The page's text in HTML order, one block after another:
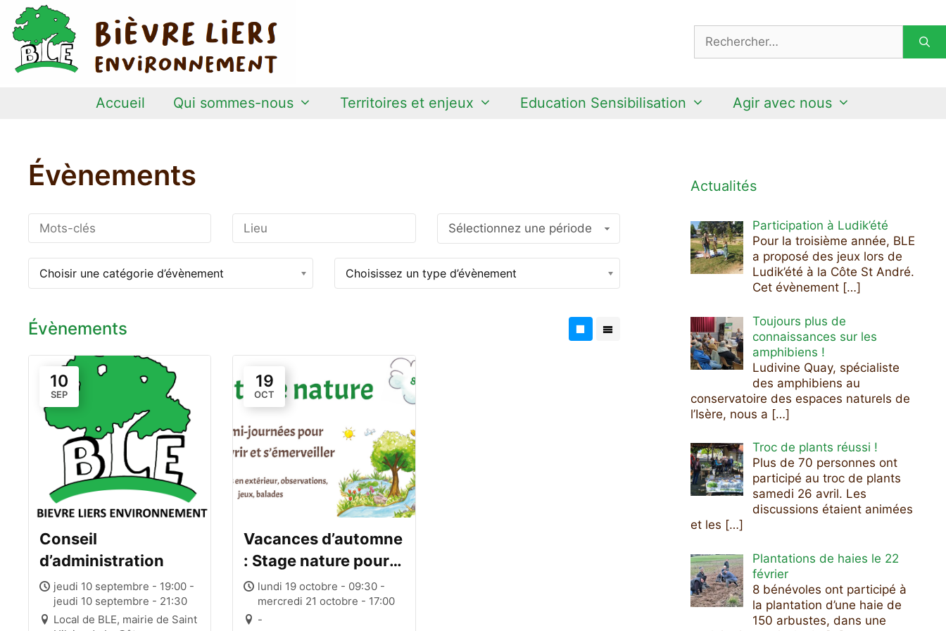
contenu
Accueil Qui sommes-nous Territoires et enjeux Education Sensibilisation Agir avec nous
Évènements
Sélectionnez une période
Choisir une catégorie d’évènement Choisissez un type d’évènement
Évènements
10
SEP
Conseil
d’administration
jeudi 10 septembre - 19:00 -
jeudi 10 septembre - 21:30
Local de BLE, mairie de Saint
19
OCT
Vacances d’automne
: Stage nature pour
les 8-11 ans
lundi 19 octobre - 09:30 -
mercredi 21 octobre - 17:00
-
Actualités
Participation à Ludik’été
Pour la troisième année, BLE
a proposé des jeux lors de
Ludik’été à la Côte St André.
Cet évènement […]
Toujours plus de
connaissances sur les
amphibiens !
Ludivine Quay, spécialiste
des amphibiens au
conservatoire des espaces naturels de
l’Isère, nous a […]
Troc de plants réussi !
Plus de 70 personnes ont
participé au troc de plants
samedi 26 avril. Les
discussions étaient animées
et les […]
Plantations de haies le 22
février
8 bénévoles ont participé à
la plantation d’une haie de
150 arbustes, dans une